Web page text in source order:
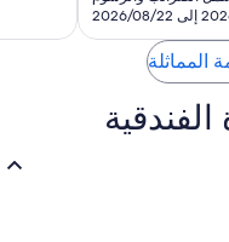
SAR
2,596
المماثلة